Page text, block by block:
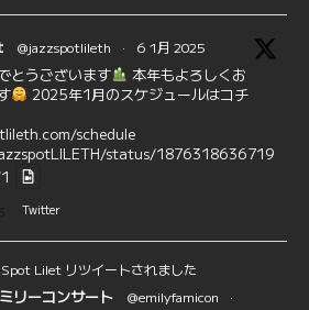
@jazzspotlileth · 6 1月 2025
とうございます
本年もよろしくお
2025年1月のスケジュールはコチ
schedule
status/1876318636719
Twitter
Lilet リツイートされました
リーコンサート @emilyfamicon
·